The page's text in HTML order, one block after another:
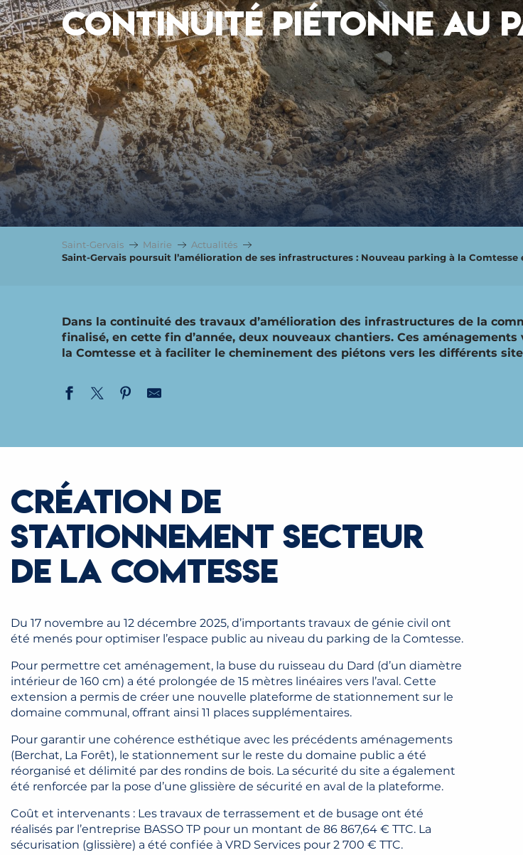
CONTINUITÉ PIÉTONNE AU
Saint-Gervais Mairie
Actualités
Saint-Gervais poursuit l’amélioration de ses infrastructures : Nouveau parking à la
Dans la continuité des travaux d’amélioration des infrastructures de la
finalisé, en cette fin d’année, deux nouveaux chantiers. Ces
la Comtesse et à faciliter le cheminement des piétons vers les différents
CRÉATION DE
STATIONNEMENT SECTEUR
DE LA COMTESSE
Du 17 novembre au 12 décembre 2025, d’importants travaux de génie civil ont
été menés pour optimiser l’espace public au niveau du parking de la Comtesse.
Pour permettre cet aménagement, la buse du ruisseau du Dard (d’un diamètre
intérieur de 160 cm) a été prolongée de 15 mètres linéaires vers l’aval. Cette
extension a permis de créer une nouvelle plateforme de stationnement sur le
domaine communal, offrant ainsi 11 places supplémentaires.
Pour garantir une cohérence esthétique avec les précédents aménagements
(Berchat, La Forêt), le stationnement sur le reste du domaine public a été
réorganisé et délimité par des rondins de bois. La sécurité du site a également
été renforcée par la pose d’une glissière de sécurité en aval de la plateforme.
Coût et intervenants : Les travaux de terrassement et de busage ont été
réalisés par l’entreprise BASSO TP pour un montant de 86 867,64 € TTC. La
sécurisation (glissière) a été confiée à VRD Services pour 2 700 € TTC.